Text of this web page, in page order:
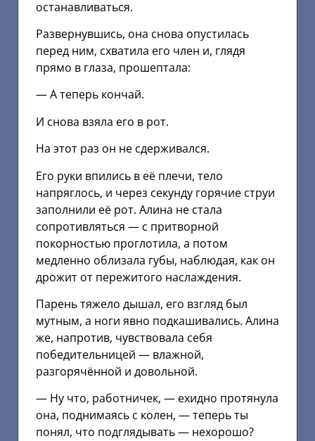
останавливаться.
Развернувшись, она снова опустилась
перед ним, схватила его член и, глядя
прямо в глаза, прошептала:
— А теперь кончай.
И снова взяла его в рот.
На этот раз он не сдерживался.
Его руки впились в её плечи, тело
напряглось, и через секунду горячие струи
заполнили её рот. Алина не стала
сопротивляться — с притворной
покорностью проглотила, а потом
медленно облизала губы, наблюдая, как он
дрожит от пережитого наслаждения.
Парень тяжело дышал, его взгляд был
мутным, а ноги явно подкашивались. Алина
же, напротив, чувствовала себя
победительницей — влажной,
разгорячённой и довольной.
— Ну что, работничек, — ехидно протянула
она, поднимаясь с колен, — теперь ты
понял, что подглядывать — нехорошо?